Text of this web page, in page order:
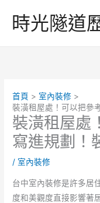
時光隧道
首頁
室內裝修
裝潢租屋處！可以把參
裝潢租屋處
寫進規劃！
/ 室內裝修
台中室內裝修是許多居
度和美觀度直接影響著